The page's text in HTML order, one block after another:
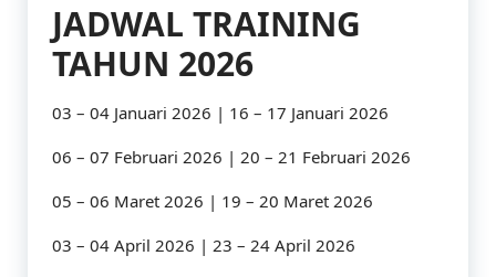
JADWAL TRAINING
TAHUN 2026
03 – 04 Januari 2026 | 16 – 17 Januari 2026
06 – 07 Februari 2026 | 20 – 21 Februari 2026
05 – 06 Maret 2026 | 19 – 20 Maret 2026
03 – 04 April 2026 | 23 – 24 April 2026